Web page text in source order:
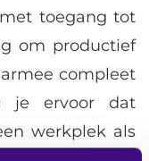
toegang tot
om productief
compleet
je ervoor dat
werkplek als